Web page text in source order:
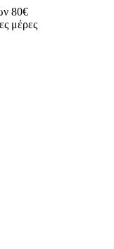
80€
μέρες